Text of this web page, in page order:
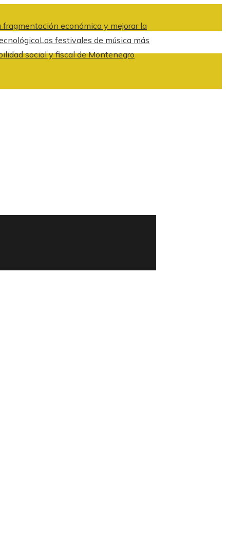
económica y mejorar la
Los festivales de música más
social y fiscal de Montenegro